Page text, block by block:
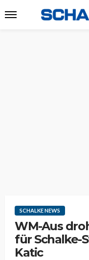
SCHALKE NEWS
WM-Aus
für Schalke-
Katic